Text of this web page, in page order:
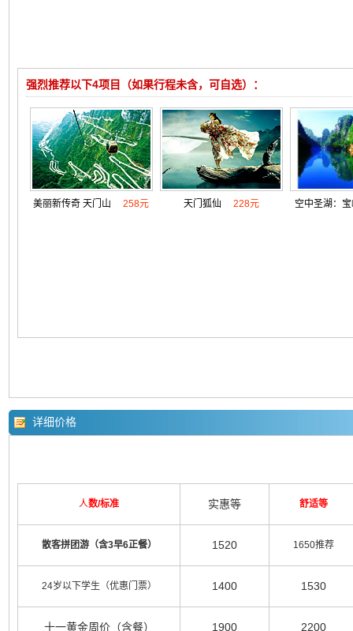
强烈推荐以下4项目（如果行程未含，可自选）：
美丽新传奇 天门山 258元 天门狐仙 228元 空中圣湖：
详细价格
人数/标准 实惠等 舒适等
散客拼团游（含3早6正餐） 1520 1650推荐
24岁以下学生（优惠门票） 1400 1530
十一黄金周价（含餐） 1900 2200